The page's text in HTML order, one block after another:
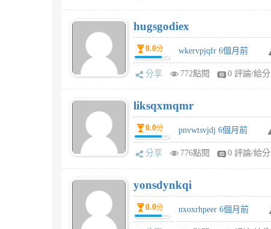
hugsgodiex
0.0分 wkervpjqfr 6個月前
分享 772點閱 0 評論/給分
liksqxmqmr
0.0分 pnvwtsvjdj 6個月前
分享 776點閱 0 評論/給分
yonsdynkqi
0.0分 nxoxrhpeer 6個月前